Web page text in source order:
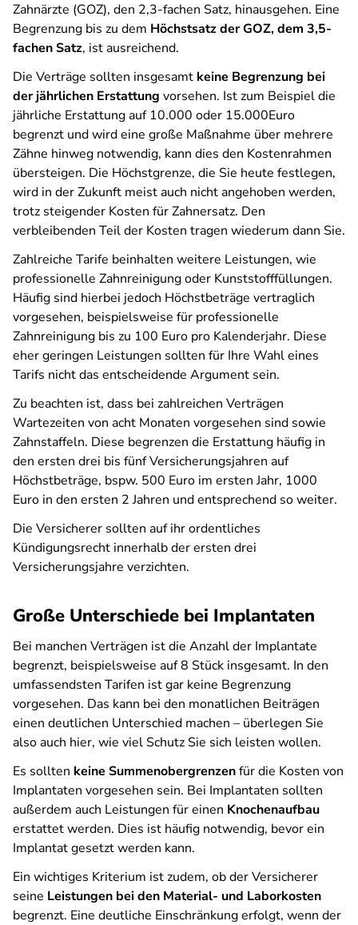
Zahnärzte (GOZ), den 2,3-fachen Satz, hinausgehen. Eine
Begrenzung bis zu dem Höchstsatz der GOZ, dem 3,5-
fachen Satz, ist ausreichend.
Die Verträge sollten insgesamt keine Begrenzung bei
der jährlichen Erstattung vorsehen. Ist zum Beispiel die
jährliche Erstattung auf 10.000 oder 15.000Euro
begrenzt und wird eine große Maßnahme über mehrere
Zähne hinweg notwendig, kann dies den Kostenrahmen
übersteigen. Die Höchstgrenze, die Sie heute festlegen,
wird in der Zukunft meist auch nicht angehoben werden,
trotz steigender Kosten für Zahnersatz. Den
verbleibenden Teil der Kosten tragen wiederum dann Sie.
Zahlreiche Tarife beinhalten weitere Leistungen, wie
professionelle Zahnreinigung oder Kunststofffüllungen.
Häufig sind hierbei jedoch Höchstbeträge vertraglich
vorgesehen, beispielsweise für professionelle
Zahnreinigung bis zu 100 Euro pro Kalenderjahr. Diese
eher geringen Leistungen sollten für Ihre Wahl eines
Tarifs nicht das entscheidende Argument sein.
Zu beachten ist, dass bei zahlreichen Verträgen
Wartezeiten von acht Monaten vorgesehen sind sowie
Zahnstaffeln. Diese begrenzen die Erstattung häufig in
den ersten drei bis fünf Versicherungsjahren auf
Höchstbeträge, bspw. 500 Euro im ersten Jahr, 1000
Euro in den ersten 2 Jahren und entsprechend so weiter.
Die Versicherer sollten auf ihr ordentliches
Kündigungsrecht innerhalb der ersten drei
Versicherungsjahre verzichten.
Große Unterschiede bei Implantaten
Bei manchen Verträgen ist die Anzahl der Implantate
begrenzt, beispielsweise auf 8 Stück insgesamt. In den
umfassendsten Tarifen ist gar keine Begrenzung
vorgesehen. Das kann bei den monatlichen Beiträgen
einen deutlichen Unterschied machen – überlegen Sie
also auch hier, wie viel Schutz Sie sich leisten wollen.
Es sollten keine Summenobergrenzenfür die Kosten von
Implantaten vorgesehen sein. Bei Implantaten sollten
außerdem auch Leistungen für einen Knochenaufbau
erstattet werden. Dies ist häufig notwendig, bevor ein
Implantat gesetzt werden kann.
Ein wichtiges Kriterium ist zudem, ob der Versicherer
seine Leistungen bei den Material- und Laborkosten
begrenzt. Eine deutliche Einschränkung erfolgt, wenn der